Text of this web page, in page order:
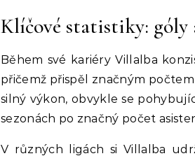
Klíčové statistiky: góly
Během své kariéry Villalba
přičemž přispěl značným
silný výkon, obvykle se
sezonách po značný počet
V různých ligách si Villalba